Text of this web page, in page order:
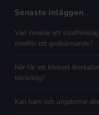
Senaste inläggen
Vad innebär ett
medför ett godkännande?
När får ett körkort
tillräcklig?
Kan barn och ungdomar